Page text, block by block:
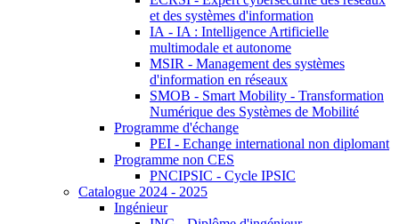
et des systèmes d'information
IA - IA : Intelligence Artificielle
multimodale et autonome
MSIR - Management des systèmes
d'information en réseaux
SMOB - Smart Mobility - Transformation
Numérique des Systèmes de Mobilité
Programme d'échange
PEI - Echange international non diplomant
Programme non CES
PNCIPSIC - Cycle IPSIC
Catalogue 2024 - 2025
Ingénieur